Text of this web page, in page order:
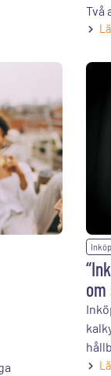
Två